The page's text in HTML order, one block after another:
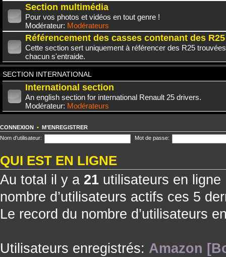
Section multimédia
Pour vos photos et vidéos en tout genre !
Modérateur: Modérateurs
Référencement des casses contenant des R25
Cette section sert uniquement à référencer des R25
chacun s'entraide.
SECTION INTERNATIONAL
International section
An english section for international Renault 25 drivers.
Modérateur: Modérateurs
CONNEXION • M’ENREGISTRER
Nom d’utilisateur:
Mot de passe:
QUI EST EN LIGNE
Au total il y a 21 utilisateurs en
nombre d’utilisateurs actifs ces 5
Le record du nombre d’utilisateurs
Utilisateurs enregistrés: Amazon